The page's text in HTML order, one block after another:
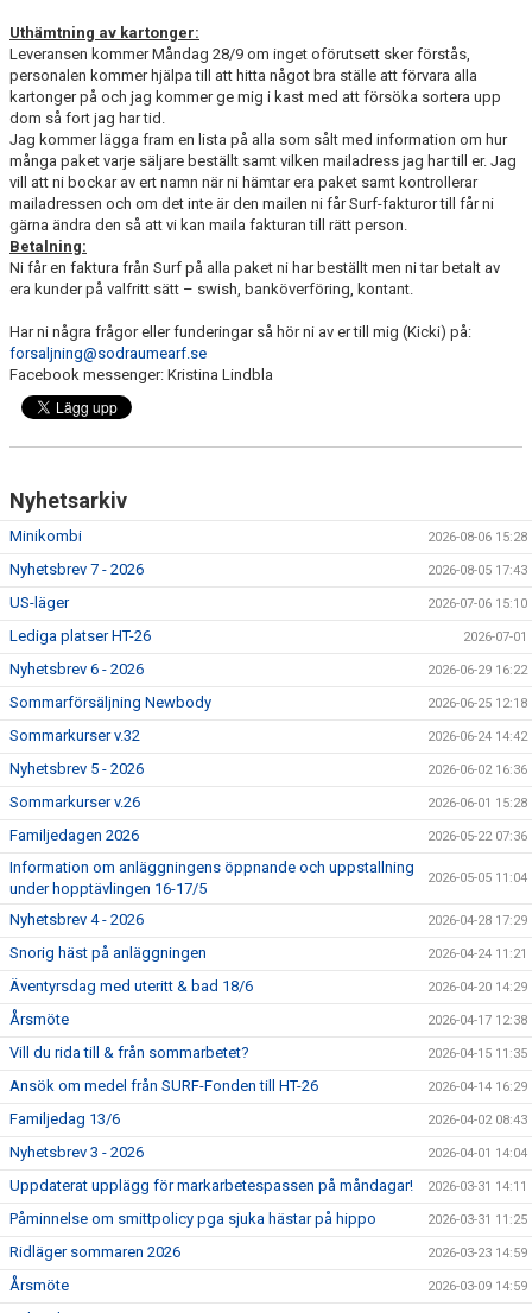
Uthämtning av kartonger:
Leveransen kommer Måndag 28/9 om inget oförutsett sker förstås,
personalen kommer hjälpa till att hitta något bra ställe att förvara alla
kartonger på och jag kommer ge mig i kast med att försöka sortera upp
dom så fort jag har tid.
Jag kommer lägga fram en lista på alla som sålt med information om hur
många paket varje säljare beställt samt vilken mailadress jag har till er. Jag
vill att ni bockar av ert namn när ni hämtar era paket samt kontrollerar
mailadressen och om det inte är den mailen ni får Surf-fakturor till får ni
gärna ändra den så att vi kan maila fakturan till rätt person.
Betalning:
Ni får en faktura från Surf på alla paket ni har beställt men ni tar betalt av
era kunder på valfritt sätt – swish, banköverföring, kontant.
Har ni några frågor eller funderingar så hör ni av er till mig (Kicki) på:
forsaljning@sodraumearf.se
Facebook messenger: Kristina Lindbla
Nyhetsarkiv
Minikombi 2026-08-06 15:28
Nyhetsbrev 7 - 2026 2026-08-05 17:43
US-läger 2026-07-06 15:10
Lediga platser HT-26 2026-07-01
Nyhetsbrev 6 - 2026 2026-06-29 16:22
Sommarförsäljning Newbody 2026-06-25 12:18
Sommarkurser v.32 2026-06-24 14:42
Nyhetsbrev 5 - 2026 2026-06-02 16:36
Sommarkurser v.26 2026-06-01 15:28
Familjedagen 2026 2026-05-22 07:36
Information om anläggningens öppnande och uppstallning
under hopptävlingen 16-17/5
2026-05-05 11:04
Nyhetsbrev 4 - 2026 2026-04-28 17:29
Snorig häst på anläggningen 2026-04-24 11:21
Äventyrsdag med uteritt & bad 18/6 2026-04-20 14:29
Årsmöte 2026-04-17 12:38
Vill du rida till & från sommarbetet? 2026-04-15 11:35
Ansök om medel från SURF-Fonden till HT-26 2026-04-14 16:29
Familjedag 13/6 2026-04-02 08:43
Nyhetsbrev 3 - 2026 2026-04-01 14:04
Uppdaterat upplägg för markarbetespassen på måndagar! 2026-03-31 14:11
Påminnelse om smittpolicy pga sjuka hästar på hippo 2026-03-31 11:25
Ridläger sommaren 2026 2026-03-23 14:59
Årsmöte 2026-03-09 14:59